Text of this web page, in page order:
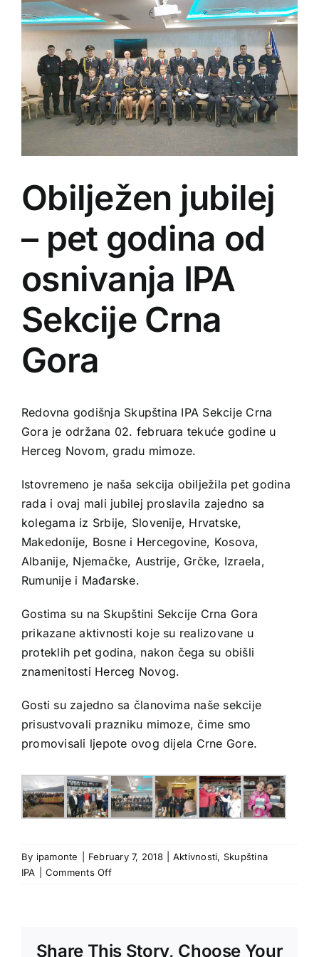
Obilježen jubilej
– pet godina od
osnivanja IPA
Sekcije Crna
Gora
Redovna godišnja Skupština IPA Sekcije Crna
Gora je održana 02. februara tekuće godine u
Herceg Novom, gradu mimoze.
Istovremeno je naša sekcija obilježila pet godina
rada i ovaj mali jubilej proslavila zajedno sa
kolegama iz Srbije, Slovenije, Hrvatske,
Makedonije, Bosne i Hercegovine, Kosova,
Albanije, Njemačke, Austrije, Grčke, Izraela,
Rumunije i Mađarske.
Gostima su na Skupštini Sekcije Crna Gora
prikazane aktivnosti koje su realizovane u
proteklih pet godina, nakon čega su obišli
znamenitosti Herceg Novog.
Gosti su zajedno sa članovima naše sekcije
prisustvovali prazniku mimoze, čime smo
promovisali ljepote ovog dijela Crne Gore.
By ipamonte February 7, 2018 Aktivnosti, Skupština
IPA
Comments Offon
godina
Share This Story, Choose Your